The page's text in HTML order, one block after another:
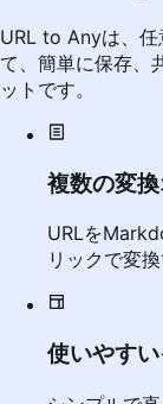
URL to Anyは、任
て、簡単に保存、
ットです。
複数の変
URLを
リックで変換
使いやす